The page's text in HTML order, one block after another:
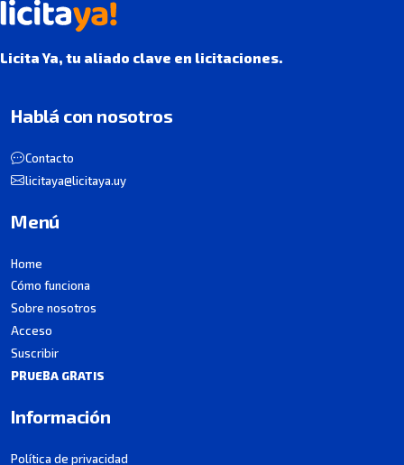
Licita Ya, tu aliado clave en licitaciones.
Hablá con nosotros
Contacto
licitaya@licitaya.uy
Menú
Home
Cómo funciona
Sobre nosotros
Acceso
Suscribir
PRUEBA GRATIS
Información
Política de privacidad